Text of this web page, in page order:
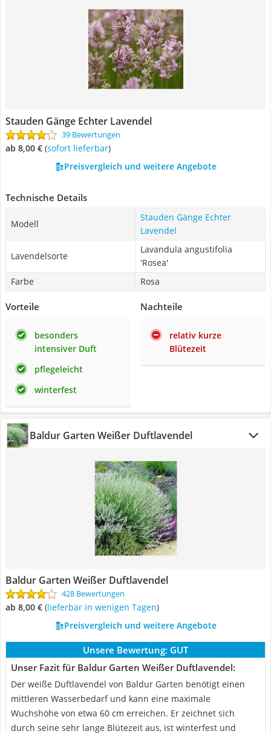
Stauden Gänge Echter Lavendel
39 Bewertungen
ab 8,00 € ( Sofort lieferbar)
Preisvergleich und weitere Angebote
Technische Details
Modell
Stauden Gänge Echter
Lavendel
Lavendelsorte
Lavandula angustifolia
'Rosea'
Farbe
Rosa
Vorteile
besonders
intensiver Duft
pflegeleicht
winterfest
Nachteile
relativ kurze
Blütezeit
Baldur Garten Weißer Duftlavendel
Baldur Garten Weißer Duftlavendel
428 Bewertungen
ab 8,00 € ( Lieferbar in wenigen Tagen)
Preisvergleich und weitere Angebote
Unsere Bewertung: GUT
Unser Fazit für Baldur Garten Weißer Duftlavendel:
Der weiße Duftlavendel von Baldur Garten benötigt einen
mittleren Wasserbedarf und kann eine maximale
Wuchshöhe von etwa 60 cm erreichen. Er zeichnet sich
durch seine sehr lange Blütezeit aus, ist winterfest und